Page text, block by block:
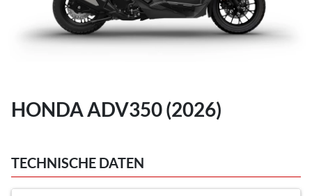
HONDA ADV350 (2026)
TECHNISCHE DATEN